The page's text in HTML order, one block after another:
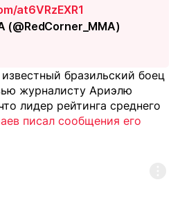
at6VRzEXR1
(@RedCorner_MMA)
бразильский боец
журналисту Ариэлю
лидер рейтинга среднего
писал сообщения его